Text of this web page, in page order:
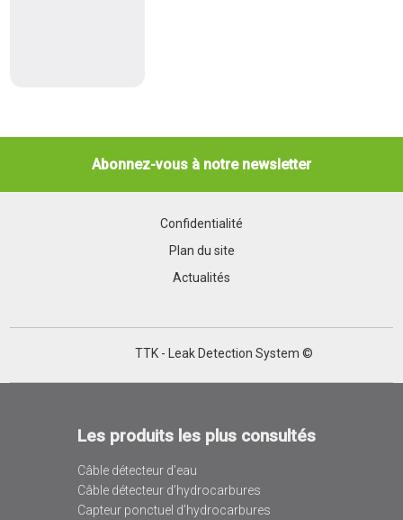
Abonnez-vous à notre newsletter
Confidentialité
Plan du site
Actualités
TTK - Leak Detection System ©
Les produits les plus consultés
Câble détecteur d’eau
Câble détecteur d’hydrocarbures
Capteur ponctuel d’hydrocarbures